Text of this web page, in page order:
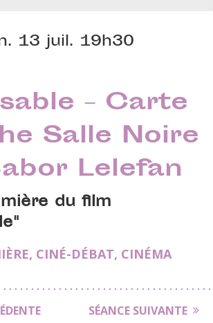
13 juil. 19h30
– Carte
Salle Noire
Lelefan
du film
, CINÉ-DÉBAT, CINÉMA
SÉANCE SUIVANTE